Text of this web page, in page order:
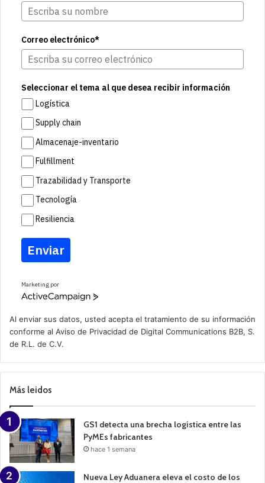
Correo electrónico*
Seleccionar el tema al que desea recibir información
Logística
Supply chain
Almacenaje-inventario
Fulfillment
Trazabilidad y Transporte
Tecnología
Resiliencia
Enviar
Marketing por
A
v
e
a
m
a
n
Al enviar sus datos, usted acepta el tratamiento de su información
conforme al Aviso de Privacidad de Digital Communications B2B, S.
de R.L. de C.V.
Más leidos
GS1 detecta una brecha logística entre las
PyMEs fabricantes
hace 1 semana
Nueva Ley Aduanera eleva el costo de los